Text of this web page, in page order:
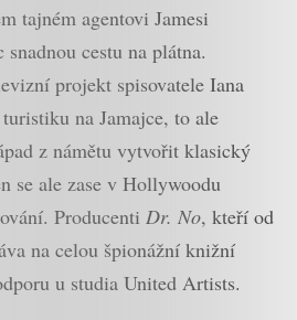
tajném agentovi Jamesi
cestu na plátna.
projekt spisovatele Iana
na Jamajce, to ale
z námětu vytvořit klasický
se ale zase v Hollywoodu
Producenti Dr. No, kteří od
na celou špionážní knižní
u studia United Artists.